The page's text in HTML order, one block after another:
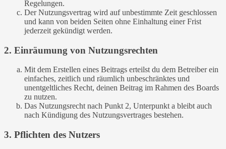
Regelungen.
Der Nutzungsvertrag wird auf unbestimmte Zeit geschlossen
und kann von beiden Seiten ohne Einhaltung einer Frist
jederzeit gekündigt werden.
2. Einräumung von Nutzungsrechten
Mit dem Erstellen eines Beitrags erteilst du dem Betreiber ein
einfaches, zeitlich und räumlich unbeschränktes und
unentgeltliches Recht, deinen Beitrag im Rahmen des Boards
zu nutzen.
Das Nutzungsrecht nach Punkt 2, Unterpunkt a bleibt auch
nach Kündigung des Nutzungsvertrages bestehen.
3. Pflichten des Nutzers